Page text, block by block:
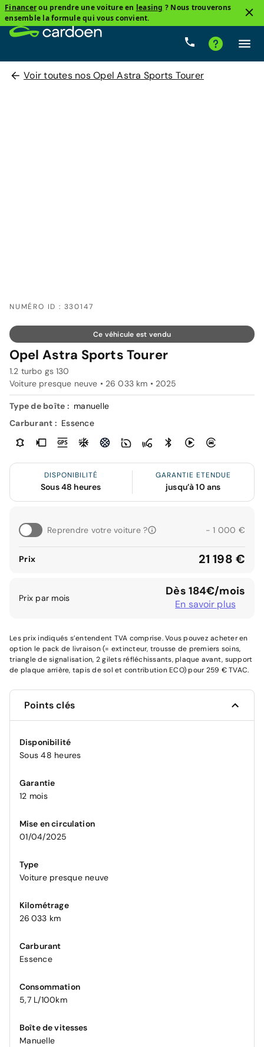
Financerou prendre une voiture en leasing ? Nous trouverons
ensemble la formule qui vous convient.
Voir toutes nos Opel Astra Sports Tourer
NUMÉRO ID : 330147
Ce véhicule est vendu
Opel Astra Sports Tourer
1.2 turbo gs 130
Voiture presque neuve • 26 033 km • 2025
Type de boîte : manuelle
Carburant : Essence
DISPONIBILITÉ
Sous 48 heures
GARANTIE ETENDUE
jusqu’à 10 ans
Reprendre votre voiture ? - 1 000 €
Prix 21 198 €
Prix par mois Dès 184€/mois
En savoir plus
Les prix indiqués s’entendent TVA comprise. Vous pouvez acheter en
option le pack de livraison (= extincteur, trousse de premiers soins,
triangle de signalisation, 2 gilets réfléchissants, plaque avant, support
de plaque arrière, tapis de sol et contribution ECO) pour 259 € TVAC.
Points clés
Disponibilité
Sous 48 heures
Garantie
12 mois
Mise en circulation
01/04/2025
Type
Voiture presque neuve
Kilométrage
26 033 km
Carburant
Essence
Consommation
5,7 L/100km
Boîte de vitesses
Manuelle